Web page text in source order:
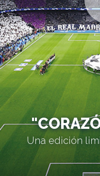
Una edición